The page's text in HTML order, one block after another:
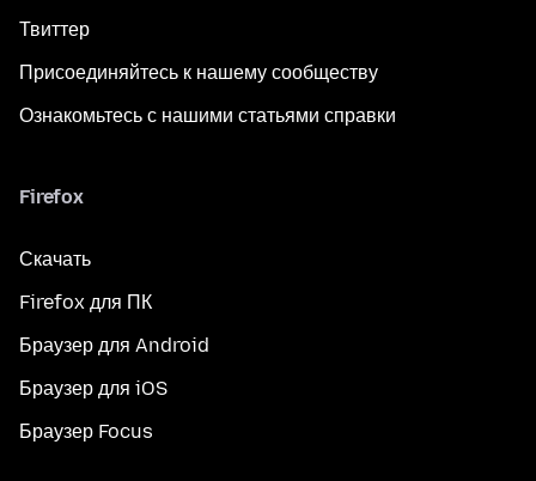
Твиттер
Присоединяйтесь к нашему сообществу
Ознакомьтесь с нашими статьями справки
Firefox
Скачать
Firefox для ПК
Браузер для Android
Браузер для iOS
Браузер Focus